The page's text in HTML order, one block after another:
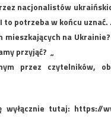
nacjonalistów
to potrzeba w końcu
na
przyjąć? „
przez czytelników,
tutaj: https://